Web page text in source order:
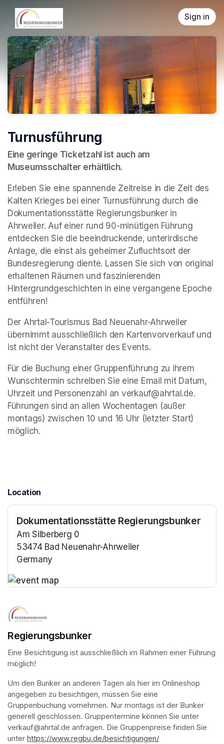
Skip header
Sign in
Turnusführung
Eine geringe Ticketzahl ist auch am
Museumsschalter erhältlich.
Erleben Sie eine spannende Zeitreise in die Zeit des
Kalten Krieges bei einer Turnusführung durch die
Dokumentationsstätte Regierungsbunker in
Ahrweiler. Auf einer rund 90-minütigen Führung
entdecken Sie die beeindruckende, unterirdische
Anlage, die einst als geheimer Zufluchtsort der
Bundesregierung diente. Lassen Sie sich von original
erhaltenen Räumen und faszinierenden
Hintergrundgeschichten in eine vergangene Epoche
entführen!
Der Ahrtal-Tourismus Bad Neuenahr-Ahrweiler
übernimmt ausschließlich den Kartenvorverkauf und
ist nicht der Veranstalter des Events.
Für die Buchung einer Gruppenführung zu ihrem
Wunschtermin schreiben Sie eine Email mit Datum,
Uhrzeit und Personenzahl an verkauf@ahrtal.de.
Führungen sind an allen Wochentagen (außer
montags) zwischen 10 und 16 Uhr (letzter Start)
möglich.
Location
Dokumentationsstätte Regierungsbunker
Am Silberberg 0
53474 Bad Neuenahr-Ahrweiler
Germany
Regierungsbunker
Eine Besichtigung ist ausschließlich im Rahmen einer Führung
möglich!
Um den Bunker an anderen Tagen als hier im Onlineshop
angegeben zu besichtigen, müssen Sie eine
Gruppenbuchung vornehmen. Nur montags ist der Bunker
generell geschlossen. Gruppentermine können Sie unter
verkauf@ahrtal.de anfragen. Die Gruppenpreise finden Sie
unter https://www.regbu.de/besichtigungen/